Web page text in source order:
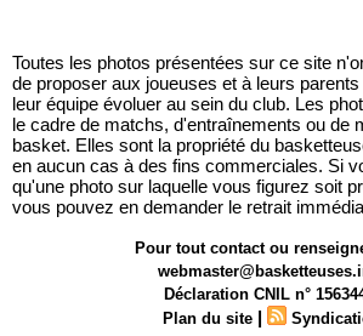
Toutes les photos présentées sur ce site
de proposer aux joueuses et à leurs
leur équipe évoluer au sein du club. Les
le cadre de matchs, d'entraînements ou de
basket. Elles sont la propriété du
en aucun cas à des fins commerciales. Si
qu'une photo sur laquelle vous figurez soit
vous pouvez en demander le retrait
Pour tout contact ou
Déclaration CNIL n°
Plan du site |